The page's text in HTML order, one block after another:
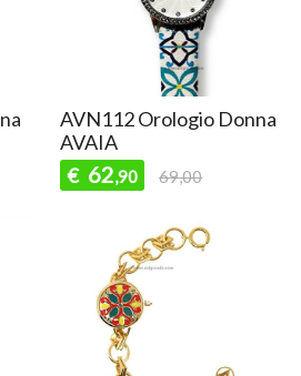
AVN112 Orologio Donna
AVAIA
€ 62,90 69,00